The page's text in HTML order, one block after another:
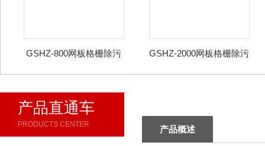
GSHZ-800网板格栅除污
GSHZ-2000网板格栅除污
产品直通车
PRODUCTS CENTER 产品概述